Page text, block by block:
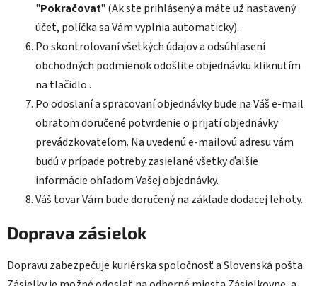
"Pokračovať" (Ak ste prihlásený a máte už nastavený
účet, políčka sa Vám vyplnia automaticky).
Po skontrolovaní všetkých údajov a odsúhlasení
obchodných podmienok odošlite objednávku kliknutím
na tlačidlo .
Po odoslaní a spracovaní objednávky bude na Váš e-mail
obratom doručené potvrdenie o prijatí objednávky
prevádzkovateľom. Na uvedenú e-mailovú adresu vám
budú v prípade potreby zasielané všetky ďalšie
informácie ohľadom Vašej objednávky.
Váš tovar Vám bude doručený na základe dodacej lehoty.
Doprava zásielok
Dopravu zabezpečuje kuriérska spoločnosť a Slovenská pošta.